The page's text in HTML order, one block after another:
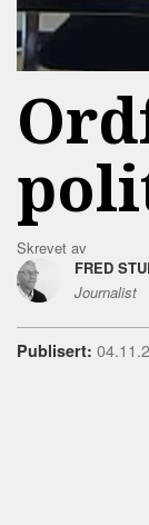
Skrevet av
FRED
Journalist
Publisert: